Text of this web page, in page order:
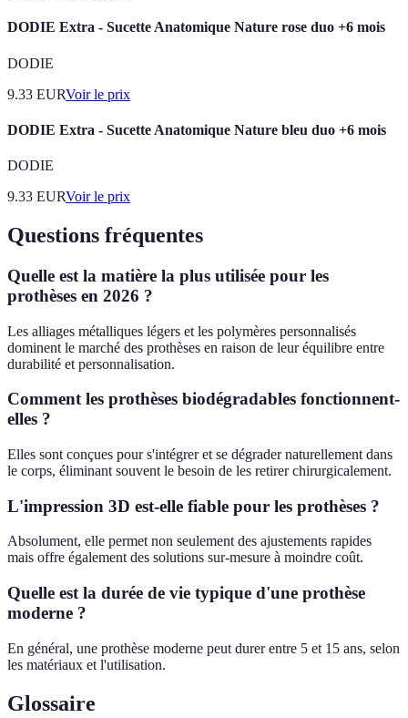
DODIE Extra - Sucette Anatomique Nature rose duo +6 mois
DODIE
9.33 EURVoir le prix
DODIE Extra - Sucette Anatomique Nature bleu duo +6 mois
DODIE
9.33 EURVoir le prix
Questions fréquentes
Quelle est la matière la plus utilisée pour les
prothèses en 2026 ?
Les alliages métalliques légers et les polymères personnalisés
dominent le marché des prothèses en raison de leur équilibre entre
durabilité et personnalisation.
Comment les prothèses biodégradables fonctionnent-
elles ?
Elles sont conçues pour s'intégrer et se dégrader naturellement dans
le corps, éliminant souvent le besoin de les retirer chirurgicalement.
L'impression 3D est-elle fiable pour les prothèses ?
Absolument, elle permet non seulement des ajustements rapides
mais offre également des solutions sur-mesure à moindre coût.
Quelle est la durée de vie typique d'une prothèse
moderne ?
En général, une prothèse moderne peut durer entre 5 et 15 ans, selon
les matériaux et l'utilisation.
Glossaire